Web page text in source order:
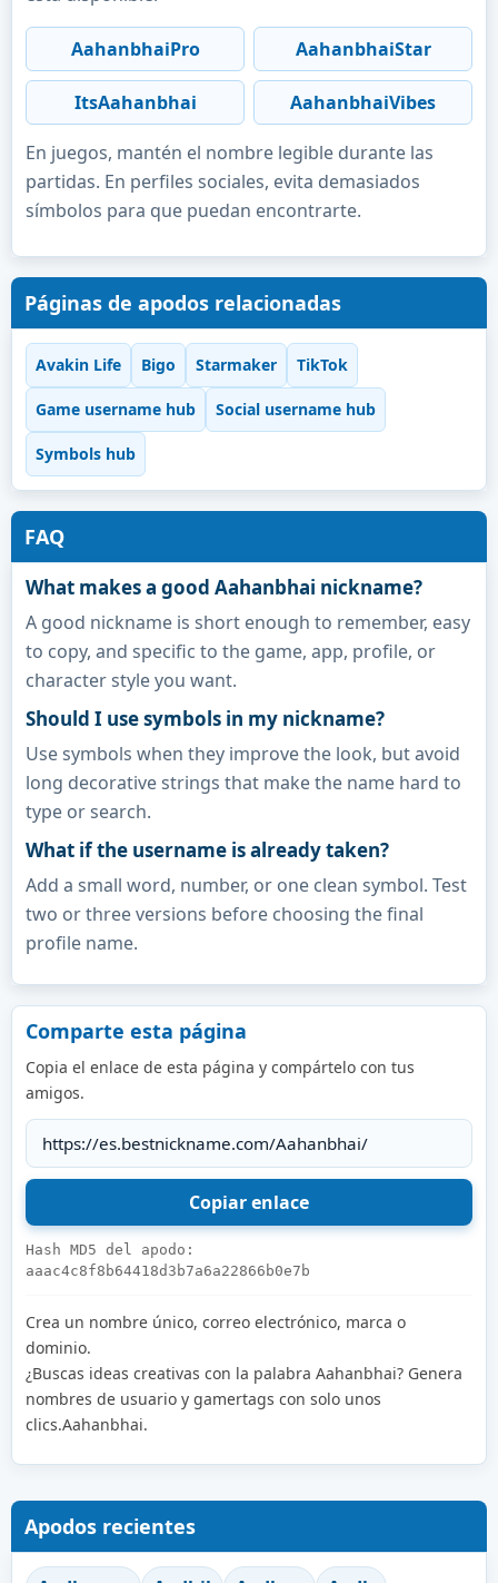
AahanbhaiPro AahanbhaiStar
ItsAahanbhai AahanbhaiVibes
En juegos, mantén el nombre legible durante las
partidas. En perfiles sociales, evita demasiados
símbolos para que puedan encontrarte.
Páginas de apodos relacionadas
Avakin Life Bigo Starmaker TikTok
Game username hub Social username hub
Symbols hub
FAQ
What makes a good Aahanbhai nickname?
A good nickname is short enough to remember, easy
to copy, and specific to the game, app, profile, or
character style you want.
Should I use symbols in my nickname?
Use symbols when they improve the look, but avoid
long decorative strings that make the name hard to
type or search.
What if the username is already taken?
Add a small word, number, or one clean symbol. Test
two or three versions before choosing the final
profile name.
Comparte esta página
Copia el enlace de esta página y compártelo con tus
amigos.
Hash MD5 del apodo:
aaac4c8f8b64418d3b7a6a22866b0e7b
Crea un nombre único, correo electrónico, marca o
dominio.
¿Buscas ideas creativas con la palabra Aahanbhai? Genera
nombres de usuario y gamertags con solo unos
clics.Aahanbhai.
Apodos recientes